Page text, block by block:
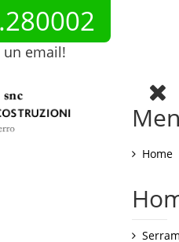
un email!
Home